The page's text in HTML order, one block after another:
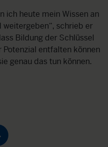
ich heute mein Wissen an
schrieb er
Bildung der Schlüssel
entfalten können
genau das tun können.